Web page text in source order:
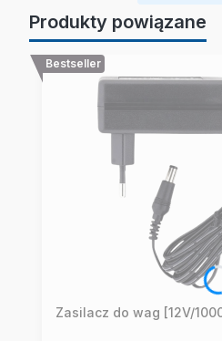
Produkty powiązane
Bestseller
Zasilacz do wag [12V/